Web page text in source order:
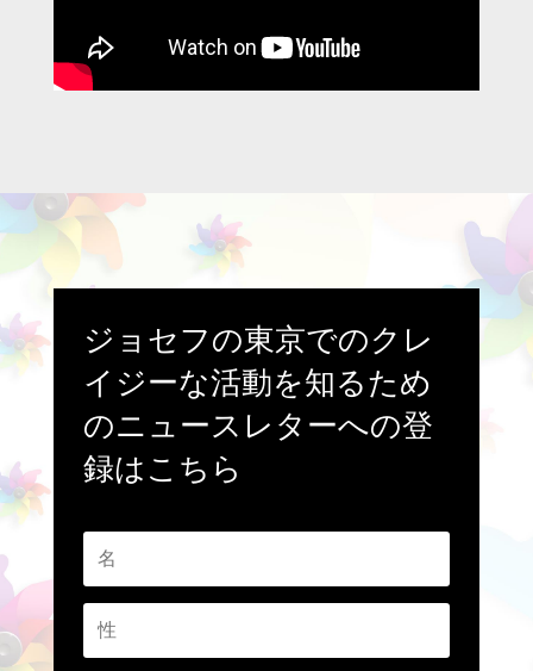
ジョセフの東京でのクレ
イジーな活動を知るため
のニュースレターへの登
録はこちら